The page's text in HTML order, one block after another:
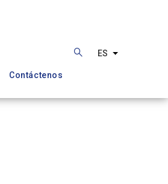
Contáctenos
ES Lista